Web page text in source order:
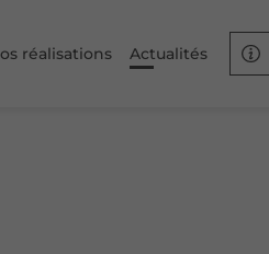
réalisations Actualités